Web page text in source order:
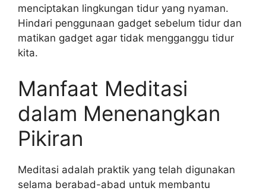
menciptakan lingkungan tidur yang nyaman.
Hindari penggunaan gadget sebelum tidur dan
matikan gadget agar tidak mengganggu tidur
kita.
Manfaat Meditasi
dalam Menenangkan
Pikiran
Meditasi adalah praktik yang telah digunakan
selama berabad-abad untuk membantu